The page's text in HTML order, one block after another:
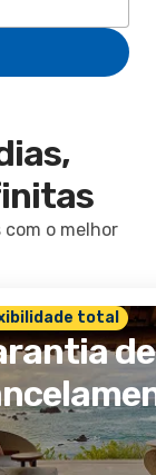
o melhor
total
de